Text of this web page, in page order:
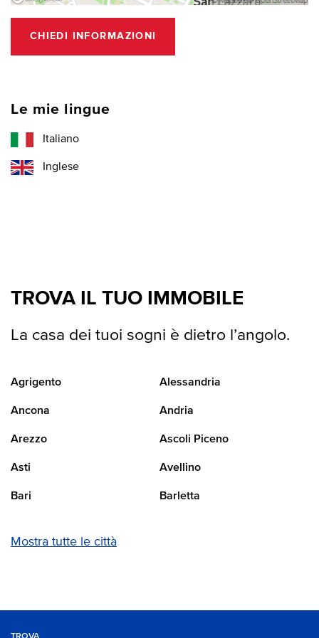
CHIEDI INFORMAZIONI
Le mie lingue
Italiano
Inglese
TROVA IL TUO IMMOBILE
La casa dei tuoi sogni è dietro l’angolo.
Agrigento Alessandria
Ancona Andria
Arezzo Ascoli Piceno
Asti Avellino
Bari Barletta
Mostra tutte le città